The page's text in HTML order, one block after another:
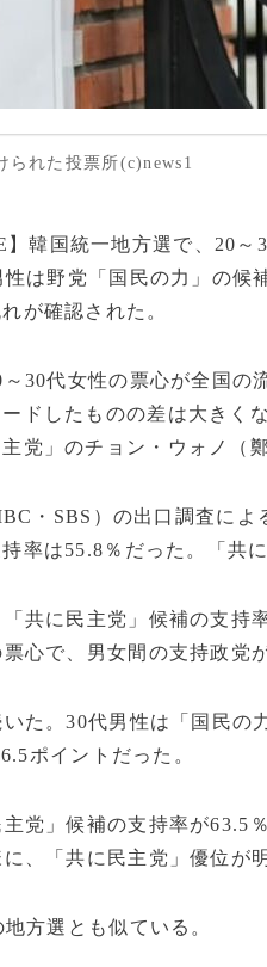
られた投票所(c)news1
】韓国統一地方選で、20
は野党「国民の力」の
が確認された。
30代女性の票心が全国の
ードしたものの差は大きく
党」のチョン・ウォノ（
・SBS）の出口調査に
率は55.8％だった。「共
共に民主党」候補の支持
心で、男女間の支持政党
た。30代男性は「国民の
ポイントだった。
党」候補の支持率が63.5
、「共に民主党」優位が
方選とも似ている。